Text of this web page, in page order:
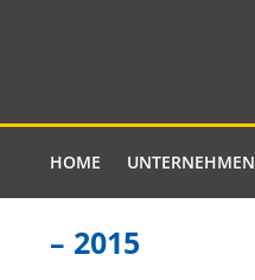
HOME UNTERNEHMEN
– 2015